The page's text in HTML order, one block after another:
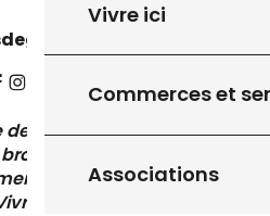
Vivre ici
Commerces et
Associations
!
de Tourisme
venir ?
ici